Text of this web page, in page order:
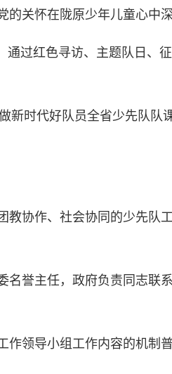
关怀在陇原少年儿童心中深
过红色寻访、主题队日、
时代好队员全省少先队队
协作、社会协同的少先队
誉主任，政府负责同志联
领导小组工作内容的机制普